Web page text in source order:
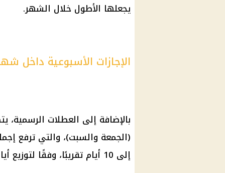
يجعلها الأطول خلال الشهر.
الإجازات الأسبوعية داخل شهر
بالإضافة إلى العطلات الرسمية،
إلى 10 أيام تقريبًا، وفقًا لتوزيع أيام الأسبوع.